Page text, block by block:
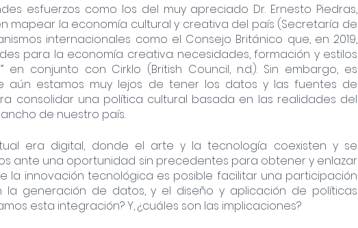
esfuerzos como los del muy apreciado Dr. Ernesto Piedras,
mapear la economía cultural y creativa del país (Secretaría de
internacionales como el Consejo Británico que, en 2019,
para la economía creativa: necesidades, formación y estilos
en conjunto con Cirklo (British Council, n.d.). Sin embargo, es
aún estamos muy lejos de tener los datos y las fuentes de
consolidar una política cultural basada en las realidades del
de nuestro país.
era digital, donde el arte y la tecnología coexisten y se
ante una oportunidad sin precedentes para obtener y enlazar
la innovación tecnológica es posible facilitar una participación
la generación de datos, y el diseño y aplicación de políticas
esta integración? Y, ¿cuáles son las implicaciones?